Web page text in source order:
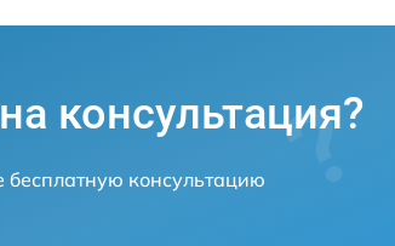
консультация?
бесплатную консультацию